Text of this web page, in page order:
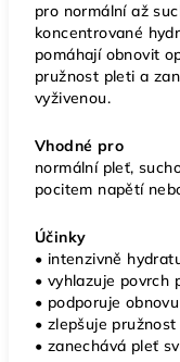
pro normální až
koncentrované
pomáhají obnovit
pružnost pleti a
vyživenou.
Vhodné pro
normální pleť,
pocitem napětí
Účinky
• intenzivně
• vyhlazuje povrch
• podporuje
• zlepšuje
• zanechává pleť